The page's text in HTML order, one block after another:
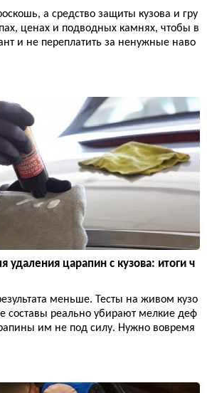
а средство защиты кузова и гру
ценах и подводных камнях, чтобы в
и не переплатить за ненужные наво
удаления царапин с кузова: итоги ч
меньше. Тесты на живом кузо
составы реально убирают мелкие деф
им не под силу. Нужно вовремя